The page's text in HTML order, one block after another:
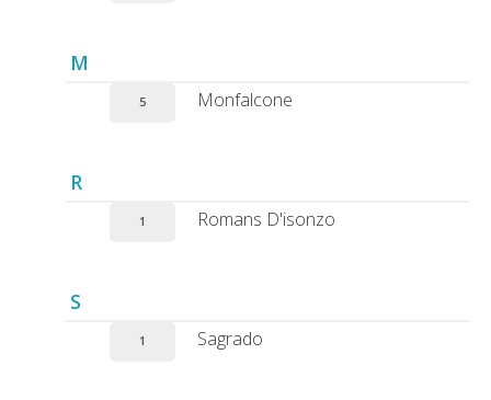
M
5 Monfalcone
R
1 Romans D'isonzo
S
1 Sagrado